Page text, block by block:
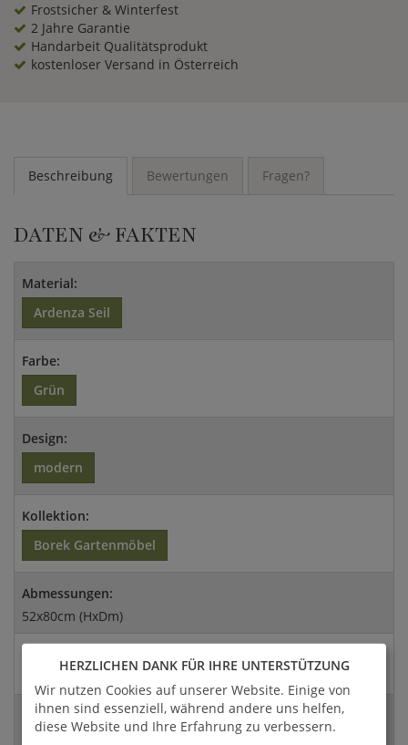
Frostsicher & Winterfest
2 Jahre Garantie
Handarbeit Qualitätsprodukt
kostenloser Versand in Österreich
Beschreibung Bewertungen Fragen?
DATEN & FAKTEN
Material:
Ardenza Seil
Farbe:
Grün
Design:
modern
Kollektion:
Borek Gartenmöbel
Abmessungen:
52x80cm (HxDm)
EAN:
HERZLICHEN DANK FÜR IHRE UNTERSTÜTZUNG
Wir nutzen Cookies auf unserer Website. Einige von
ihnen sind essenziell, während andere uns helfen,
diese Website und Ihre Erfahrung zu verbessern.